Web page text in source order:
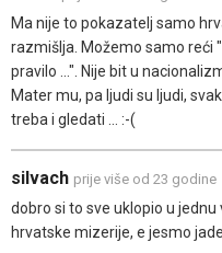
Ma nije to pokazatelj samo
razmišlja. Možemo samo reći
pravilo ...". Nije bit u
Mater mu, pa ljudi su ljudi,
treba i gledati ... :-(
silvach prije više od 23 godine
dobro si to sve uklopio u
hrvatske mizerije, e jesmo jade